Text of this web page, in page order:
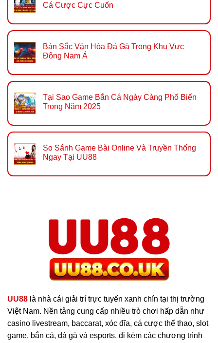
Cá Cược Cực Cuốn
Bản Sắc Văn Hóa Đá Gà Trong Khu Vực
Đông Nam Á
Tại Sao Game Bắn Cá Ngày Càng Phổ Biến
Trong Năm 2025
So Sánh Game Bài Online Và Truyền Thống
Ngay Tại UU88
UU88 là nhà cái giải trí trực tuyến xanh chín tại thị trường
Việt Nam. Nền tảng cung cấp nhiều trò chơi hấp dẫn như
casino livestream, baccarat, xóc đĩa, cá cược thể thao, slot
game, bắn cá, đá gà và esports, đi kèm các chương trình